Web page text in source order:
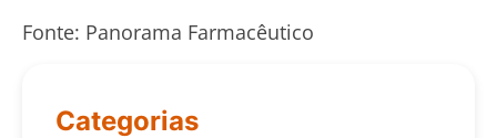
Fonte: Panorama Farmacêutico
Categorias